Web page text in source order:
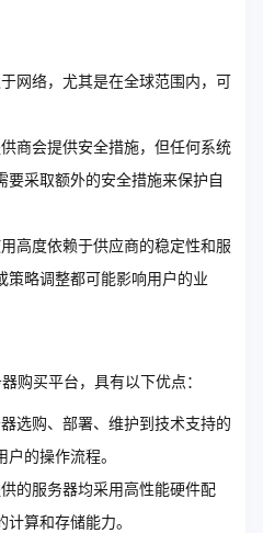
网络，尤其是在全球范围内，可
商会提供安全措施，但任何系统
采取额外的安全措施来保护自
高度依赖于供应商的稳定性和服
策略调整都可能影响用户的业
购买平台，具有以下优点：
选购、部署、维护到技术支持的
的操作流程。
的服务器均采用高性能硬件配
算和存储能力。